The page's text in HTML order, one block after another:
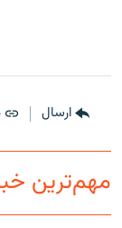
ارسال
مهم‌ترین